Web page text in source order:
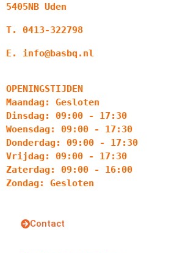
5405NB Uden
T. 0413-322798
E. info@basbq.nl
OPENINGSTIJDEN
Maandag: Gesloten
Dinsdag: 09:00 - 17:30
Woensdag: 09:00 - 17:30
Donderdag: 09:00 - 17:30
Vrijdag: 09:00 - 17:30
Zaterdag: 09:00 - 16:00
Zondag: Gesloten
Contact